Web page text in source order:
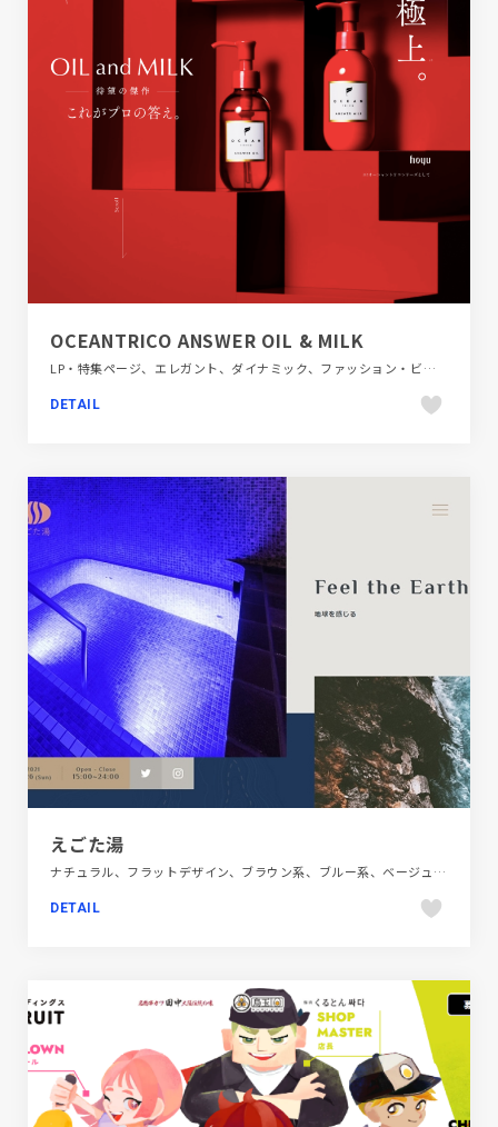
OCEANTRICO ANSWER OIL & MILK
LP・特集ページ、エレガント、ダイナミック、ファッション・ビューティー、ブラック系 、ブランド・サービスサイト、レッド系、大きめ写真
DETAIL
えごた湯
ナチュラル、フラットデザイン、ブラウン系、ブルー系、ベージュ・ゴールド系、モーション多め、商業施設・レジャー、大きめ写真、施設・店舗サイト、旅行・ホテル・観光
DETAIL